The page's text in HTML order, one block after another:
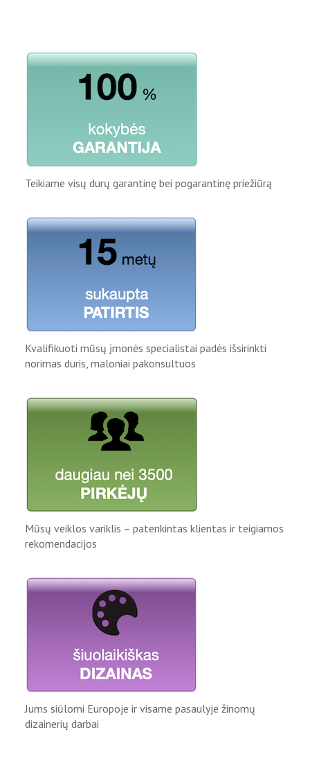
Teikiame visų durų garantinę bei pogarantinę priežiūrą
Kvalifikuoti mūsų įmonės specialistai padės išsirinkti
norimas duris, maloniai pakonsultuos
Mūsų veiklos variklis – patenkintas klientas ir teigiamos
rekomendacijos
Jums siūlomi Europoje ir visame pasaulyje žinomų
dizainerių darbai